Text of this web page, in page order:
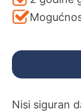
Nisi siguran